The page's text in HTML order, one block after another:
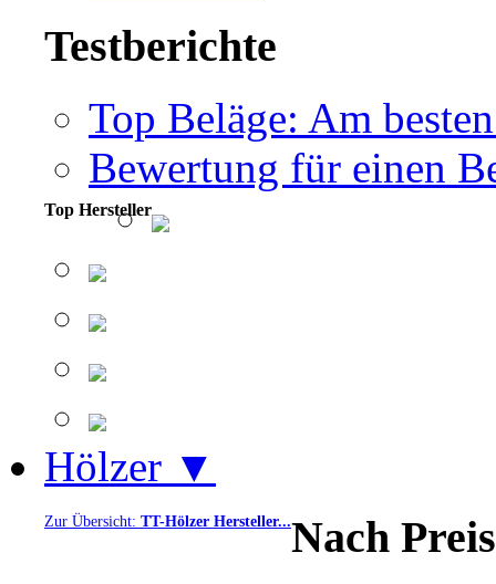
Testberichte
Top Beläge: Am
Bewertung für einen
Top Hersteller
Hölzer ▼
Zur Übersicht: TT-Hölzer Hersteller...Nach Preis